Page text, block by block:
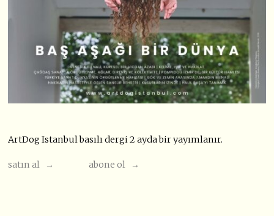
ArtDog Istanbul basılı dergi 2 ayda bir yayımlanır.
satın al → abone ol →